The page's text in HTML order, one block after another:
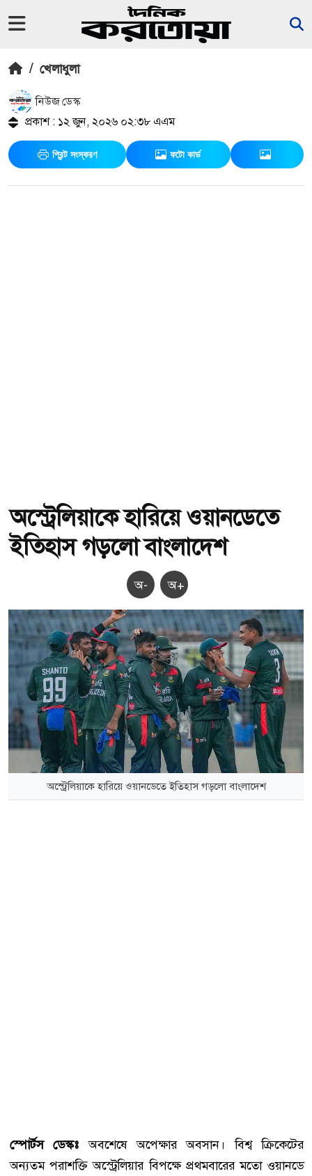
/ খেলাধুলা
নিউজ ডেস্ক
প্রকাশ : ১২ জুন, ২০২৬ ০২:৩৮ এএম
প্রিন্ট সংস্করণ ফটো কার্ড
অস্ট্রেলিয়াকে হারিয়ে ওয়ানডেতে
ইতিহাস গড়লো বাংলাদেশ
অ- অ+
অস্ট্রেলিয়াকে হারিয়ে ওয়ানডেতে ইতিহাস গড়লো বাংলাদেশ
স্পোর্টস ডেস্কঃ অবশেষে অপেক্ষার অবসান। বিশ্ব ক্রিকেটের
অন্যতম পরাশক্তি অস্ট্রেলিয়ার বিপক্ষে প্রথমবারের মতো ওয়ানডে